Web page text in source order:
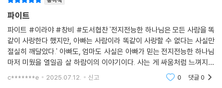
문 193-194면)
하람은 아빠에게서 진심이 담긴 사과를 받고, 두껍게 쌓였던 마음의 벽 틈
으로 엄마를 조금 더 선명하게 볼 수 있게 된다. 하지만 엄마를 용서하려고
너무 애쓸 필요 없다는 권 경위의 조언처럼, 『파이트』는 손쉬운 용서나 화
해를 말하지 않는다. 미안하다는 사과는 하람이 열일곱 평생 견뎠던 고통
과 상처를 다독이기에 부족하다는 점을 세심히 짚어 낸다. 대신 하람은 ‘지
파이트
파이트 #이라야 #창비 #도서협찬 '전지전능한 하나님은 모든 사람을 똑
같이 사랑한다 했지만, 아빠는 사람이라 똑같이 사랑할 수 없다는 사실만
절실히 깨달았다.' 아빠도, 엄마도 사실은 아빠가 믿는 전지전능한 하나님
마저 미웠을 열일곱 살 하람이의 이야기이다. 사는 게 싸움처럼 느껴지는
순간 링이 있다면 잠시 등을 기대어 쉬고 힘을 축적한 후 다시 한번 상대와
c*******e 2025.07.12. 신고 0 댓글0